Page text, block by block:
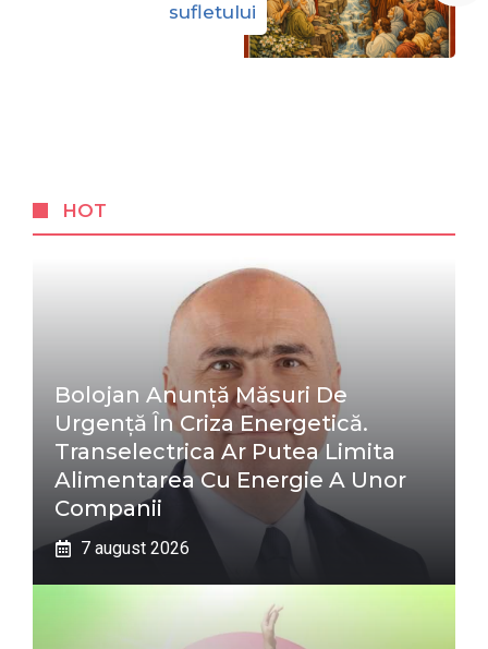
sufletului
HOT
Bolojan Anunță Măsuri De
Urgență În Criza Energetică.
Transelectrica Ar Putea Limita
Alimentarea Cu Energie A Unor
Companii
7 august 2026